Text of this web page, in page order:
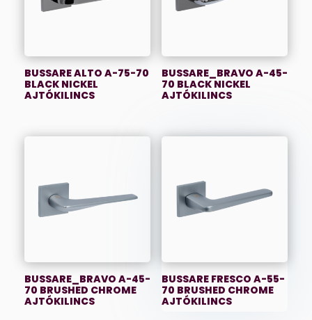
BUSSARE ALTO A-75-70
BLACK NICKEL
AJTÓKILINCS
BUSSARE_BRAVO A-45-
70 BLACK NICKEL
AJTÓKILINCS
BUSSARE_BRAVO A-45-
70 BRUSHED CHROME
AJTÓKILINCS
BUSSARE FRESCO A-55-
70 BRUSHED CHROME
AJTÓKILINCS